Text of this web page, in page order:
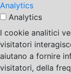
Analytics
Analytics
I cookie analitici
visitatori
aiutano a fornire
visitatori, della